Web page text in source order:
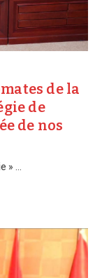
de la
de
de nos
» ...